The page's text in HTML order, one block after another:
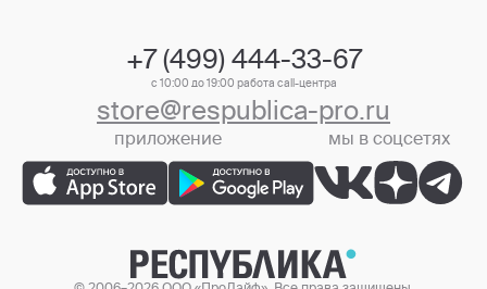
+7 (499) 444-33-67
с 10:00 до 19:00 работа call-центра
store@respublica-pro.ru
приложение мы в соцсетях